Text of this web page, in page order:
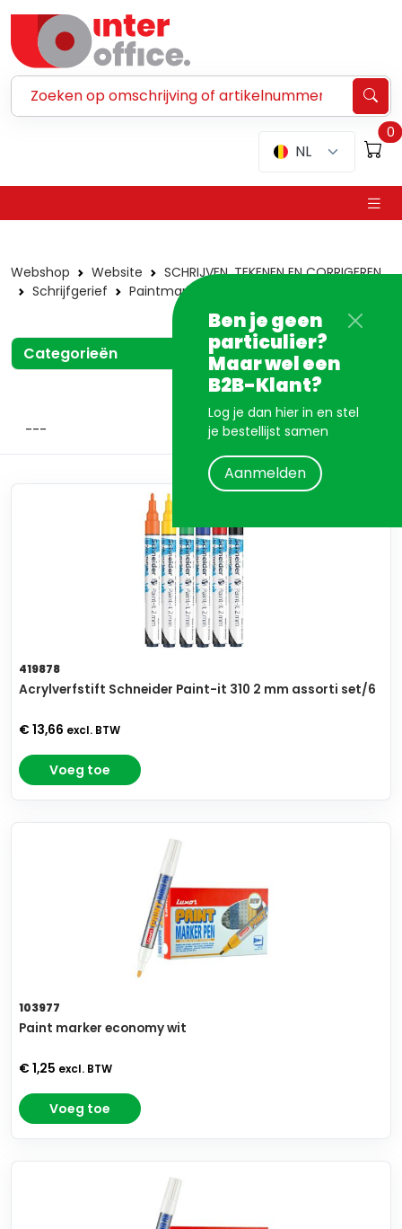
NL
0
Ben je geen
particulier?
Maar wel een
B2B-Klant?
Log je dan hier in en stel
je bestellijst samen
Aanmelden
Webshop Website
SCHRIJVEN, TEKENEN EN CORRIGEREN
Schrijfgerief
Paintmarkers
Categorieën
419878
Acrylverfstift Schneider Paint-it 310 2 mm assorti set/6
€ 13,66 excl. BTW
Voeg toe
103977
Paint marker economy wit
€ 1,25 excl. BTW
Voeg toe